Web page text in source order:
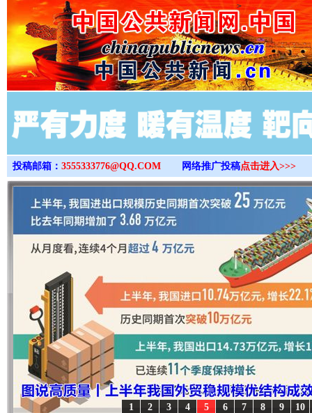
>
投稿邮箱： 3555333776@QQ.COM 网络推广投稿点击进入>>>
10
9
8
7
6
5
4
3
2
1